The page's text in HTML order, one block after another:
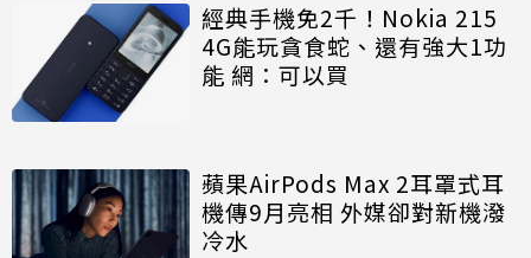
經典手機免2千！Nokia 215
4G能玩貪食蛇、還有強大1功
能 網：可以買
蘋果AirPods Max 2耳罩式耳
機傳9月亮相 外媒卻對新機潑
冷水